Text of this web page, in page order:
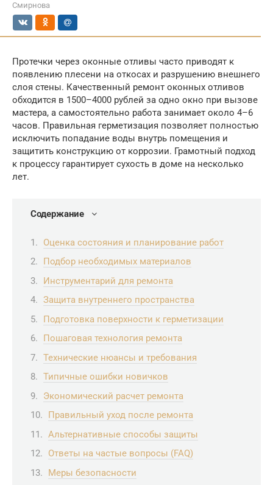
Смирнова
Протечки через оконные отливы часто приводят к
появлению плесени на откосах и разрушению внешнего
слоя стены. Качественный ремонт оконных отливов
обходится в 1500–4000 рублей за одно окно при вызове
мастера, а самостоятельно работа занимает около 4–6
часов. Правильная герметизация позволяет полностью
исключить попадание воды внутрь помещения и
защитить конструкцию от коррозии. Грамотный подход
к процессу гарантирует сухость в доме на несколько
лет.
Содержание
Оценка состояния и планирование работ
Подбор необходимых материалов
Инструментарий для ремонта
Защита внутреннего пространства
Подготовка поверхности к герметизации
Пошаговая технология ремонта
Технические нюансы и требования
Типичные ошибки новичков
Экономический расчет ремонта
Правильный уход после ремонта
Альтернативные способы защиты
Ответы на частые вопросы (FAQ)
Меры безопасности